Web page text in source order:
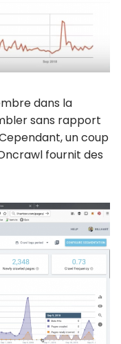
dans la
sans rapport
un coup
fournit des